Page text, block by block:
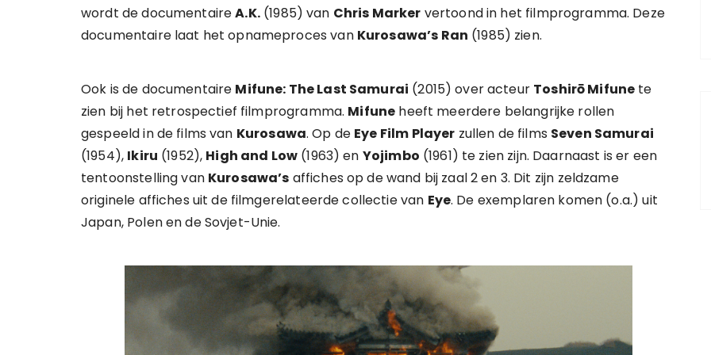
wordt de documentaireA.K.(1985) van Chris Marker vertoond in het filmprogramma. Deze
documentaire laat het opnameproces van Kurosawa’s Ran (1985) zien.
Ook is de documentaire Mifune: The Last Samurai (2015) over acteur Toshirō Mifune te
zien bij het retrospectief filmprogramma. Mifune heeft meerdere belangrijke rollen
gespeeld in de films van Kurosawa. Op de Eye Film Player zullen de films Seven Samurai
(1954), Ikiru (1952), High and Low (1963) en Yojimbo (1961) te zien zijn. Daarnaast is er een
tentoonstelling van Kurosawa’s affiches op de wand bij zaal 2 en 3. Dit zijn zeldzame
originele affiches uit de filmgerelateerde collectie van Eye. De exemplaren komen (o.a.) uit
Japan, Polen en de Sovjet-Unie.